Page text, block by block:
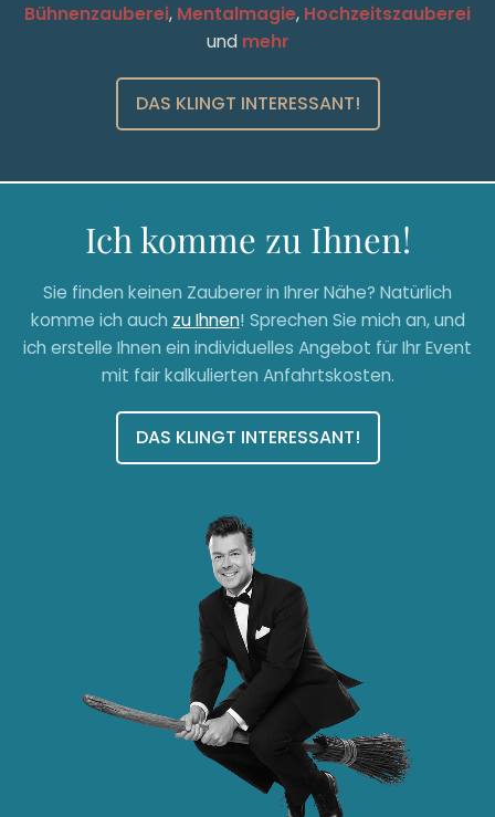
Bühnenzauberei, Mentalmagie, Hochzeitszauberei
und mehr
DAS KLINGT INTERESSANT!
Ich komme zu Ihnen!
Sie finden keinen Zauberer in Ihrer Nähe? Natürlich
komme ich auch zu Ihnen! Sprechen Sie mich an, und
ich erstelle Ihnen ein individuelles Angebot für Ihr Event
mit fair kalkulierten Anfahrtskosten.
DAS KLINGT INTERESSANT!